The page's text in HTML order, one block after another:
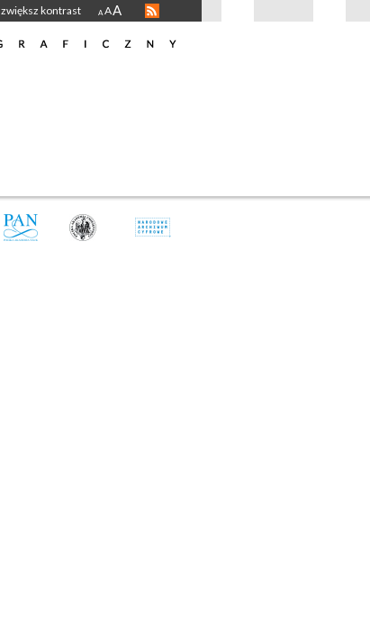
zwiększ kontrast A AA